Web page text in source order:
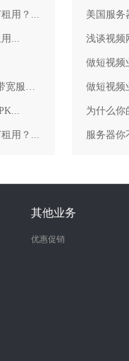
用？...
...
大带宽服务器有什么优势?如何选择合适的大带宽服务器？...
用？...
美国服务
浅谈视频
做短视频
做短视频
为什么你
其他业务
优惠促销